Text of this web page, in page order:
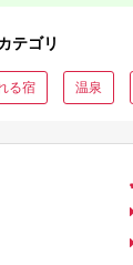
テゴリ
る宿 温泉